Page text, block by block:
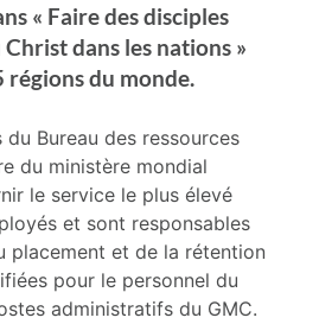
« Faire des disciples
dans les nations »
régions du monde.
Bureau des ressources
du ministère mondial
le service le plus élevé
et sont responsables
placement et de la rétention
pour le personnel du
administratifs du GMC.